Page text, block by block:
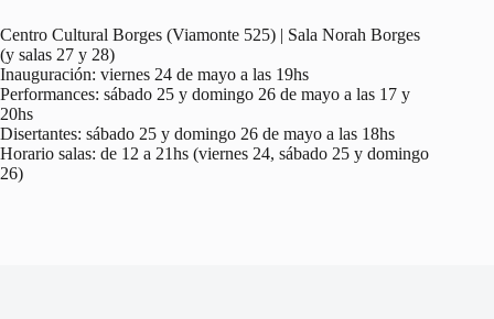
Centro Cultural Borges (Viamonte 525) | Sala Norah Borges
(y salas 27 y 28)
Inauguración: viernes 24 de mayo a las 19hs
Performances: sábado 25 y domingo 26 de mayo a las 17 y
20hs
Disertantes: sábado 25 y domingo 26 de mayo a las 18hs
Horario salas: de 12 a 21hs (viernes 24, sábado 25 y domingo
26)